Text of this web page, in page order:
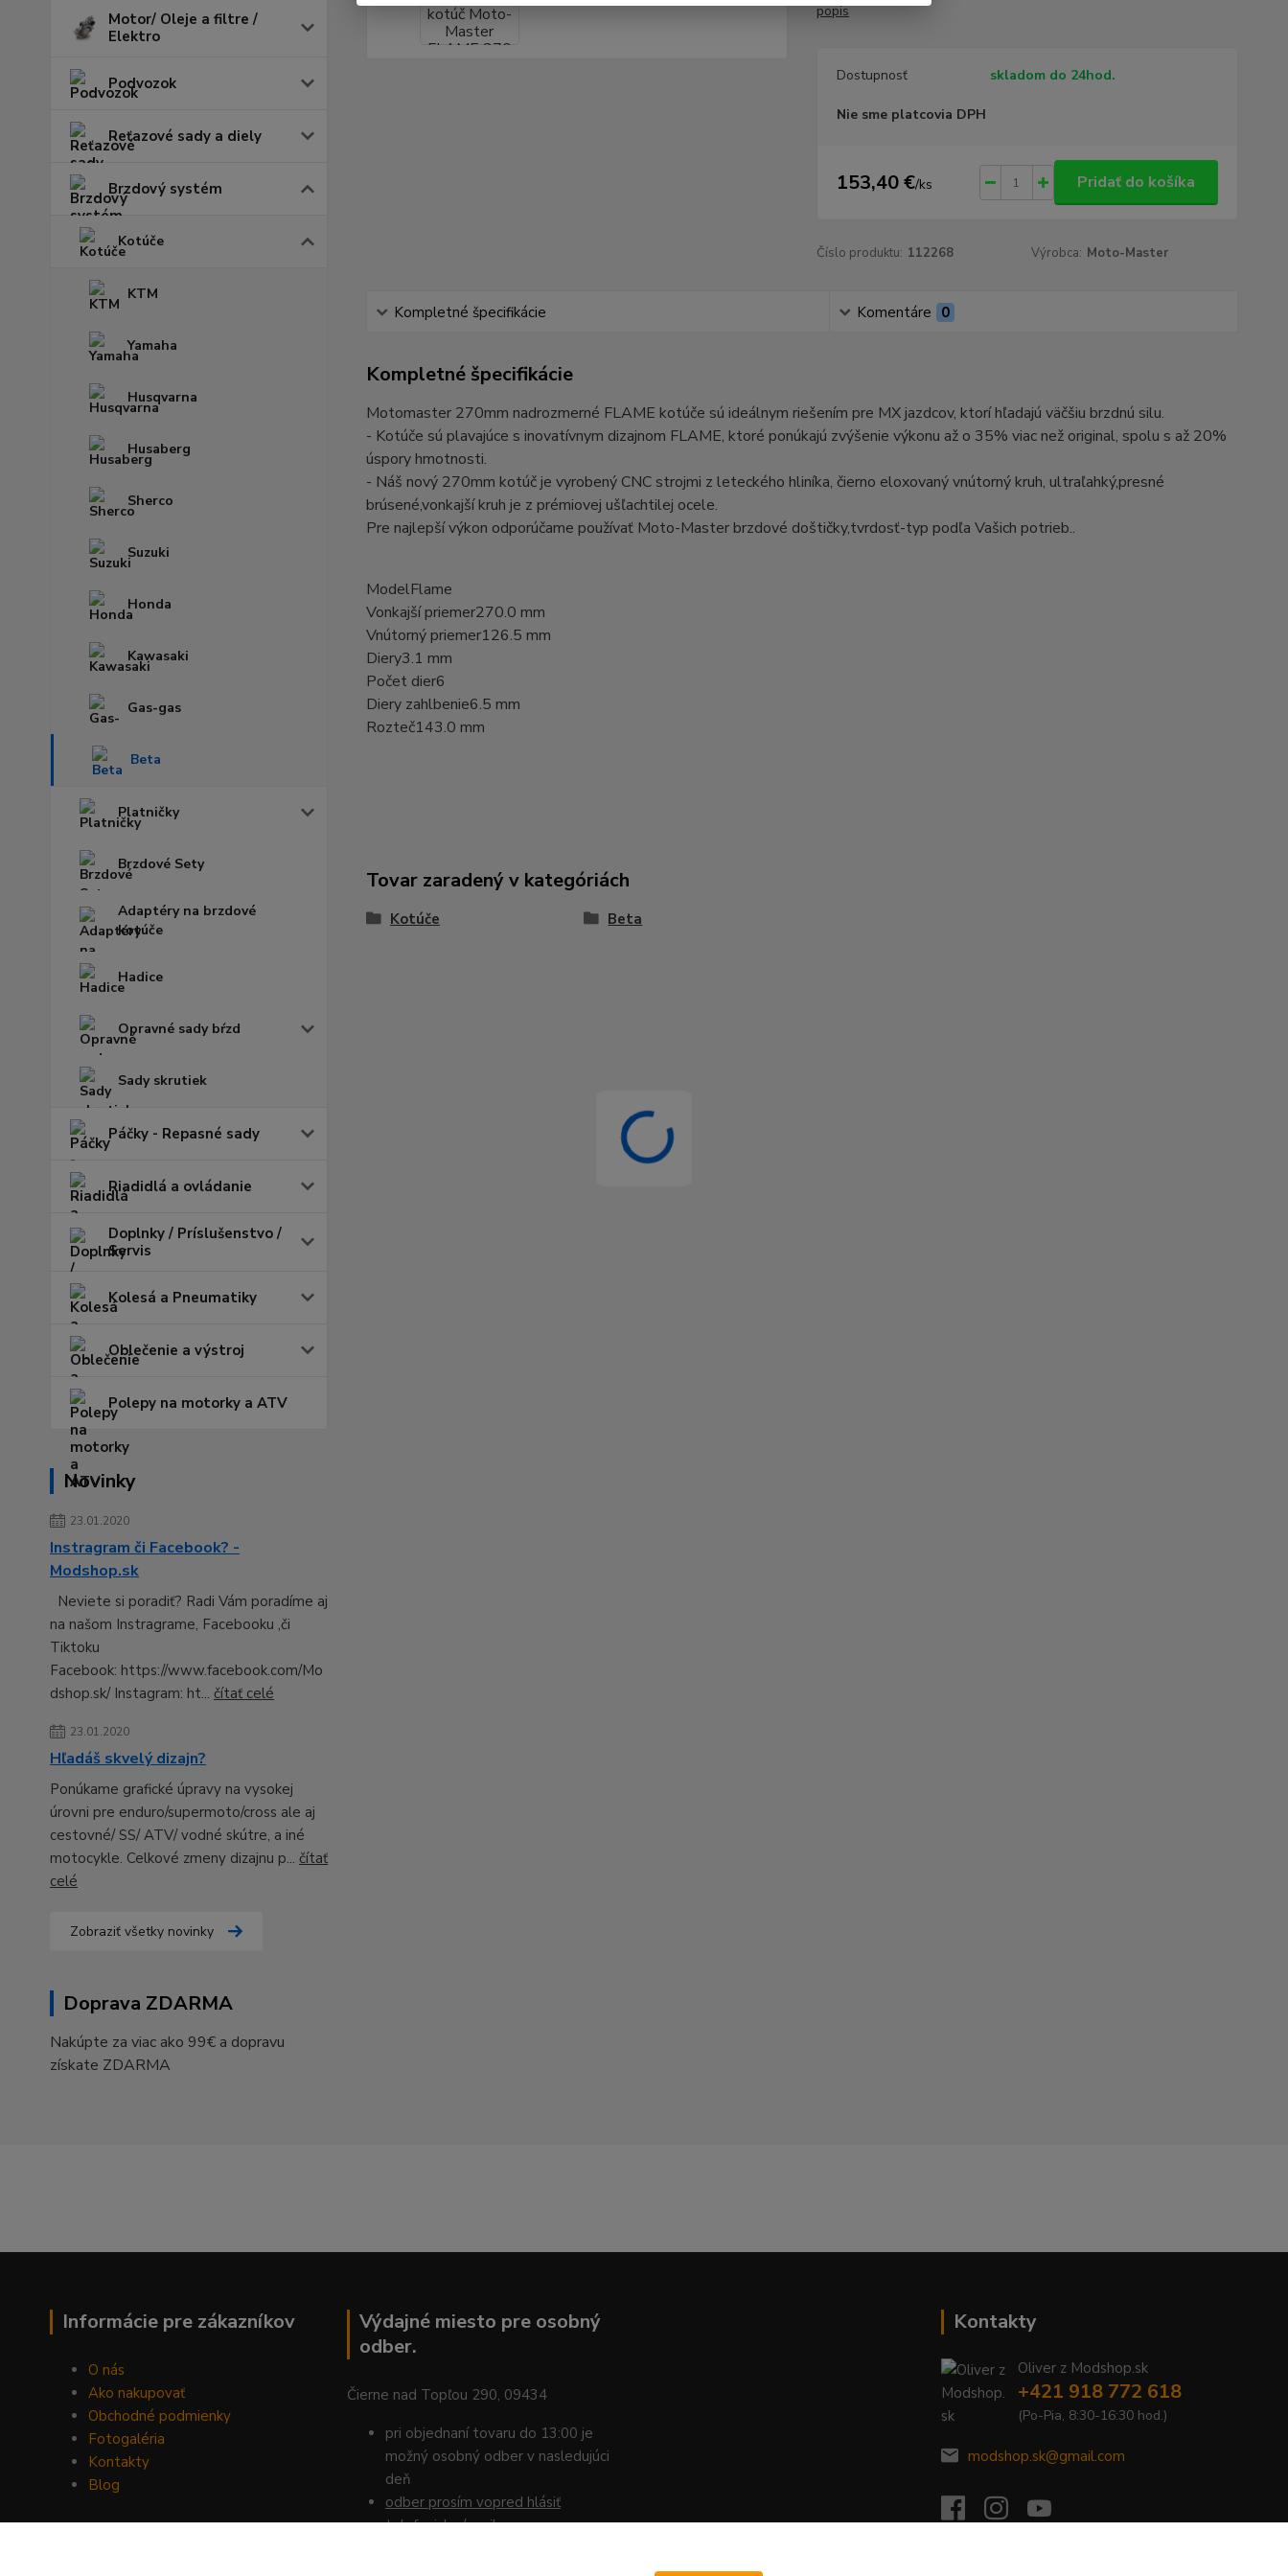
Motor/ Oleje a filtre /
Elektro
Podvozok
Reťazové sady a diely
Brzdový systém
Kotúče
KTM
Yamaha
Husqvarna
Husaberg
Sherco
Suzuki
Honda
Kawasaki
Gas-gas
Beta
Platničky
Brzdové Sety
Adaptéry na brzdové
kotúče
Hadice
Opravné sady bŕzd
Sady skrutiek
Páčky - Repasné sady
Riadidlá a ovládanie
Doplnky / Príslušenstvo /
Servis
Kolesá a Pneumatiky
Oblečenie a výstroj
Polepy na motorky a ATV
Novinky
23.01.2020
Instragram či Facebook? -
Modshop.sk
Neviete si poradiť? Radi Vám poradíme aj
na našom Instragrame, Facebooku ,či
Tiktoku
Facebook: https://www.facebook.com/Mo
dshop.sk/ Instagram: ht... čítať celé
23.01.2020
Hľadáš skvelý dizajn?
Ponúkame grafické úpravy na vysokej
úrovni pre enduro/supermoto/cross ale aj
cestovné/ SS/ ATV/ vodné skútre, a iné
motocykle. Celkové zmeny dizajnu p... čítať
celé
Zobraziť všetky novinky
Doprava ZDARMA
Nakúpte za viac ako 99€ a dopravu
získate ZDARMA
popis
Dostupnosť skladom do 24hod.
Nie sme platcovia DPH
153,40 €/ks Pridať do košíka
Číslo produktu: 112268 Výrobca: Moto-Master
Kompletné špecifikácie Komentáre 0
Kompletné špecifikácie
Motomaster 270mm nadrozmerné FLAME kotúče sú ideálnym riešením pre MX jazdcov, ktorí hľadajú väčšiu brzdnú silu.
- Kotúče sú plavajúce s inovatívnym dizajnom FLAME, ktoré ponúkajú zvýšenie výkonu až o 35% viac než original, spolu s až 20%
úspory hmotnosti.
- Náš nový 270mm kotúč je vyrobený CNC strojmi z leteckého hliníka, čierno eloxovaný vnútorný kruh, ultraľahký,presné
brúsené,vonkajší kruh je z prémiovej ušľachtilej ocele.
Pre najlepší výkon odporúčame používať Moto-Master brzdové doštičky,tvrdosť-typ podľa Vašich potrieb..
ModelFlame
Vonkajší priemer270.0 mm
Vnútorný priemer126.5 mm
Diery3.1 mm
Počet dier6
Diery zahlbenie6.5 mm
Rozteč143.0 mm
Tovar zaradený v kategóriách
Kotúče Beta
Informácie pre zákazníkov
O nás
Ako nakupovať
Obchodné podmienky
Fotogaléria
Kontakty
Blog
Výdajné miesto pre osobný
odber.
Čierne nad Topľou 290, 09434
pri objednaní tovaru do 13:00 je
možný osobný odber v nasledujúci
deň
odber prosím vopred hlásiť
telefonicky / mailom.
Kontakty
Oliver z Modshop.sk
+421 918 772 618
(Po-Pia, 8:30-16:30 hod.)
modshop.sk@gmail.com